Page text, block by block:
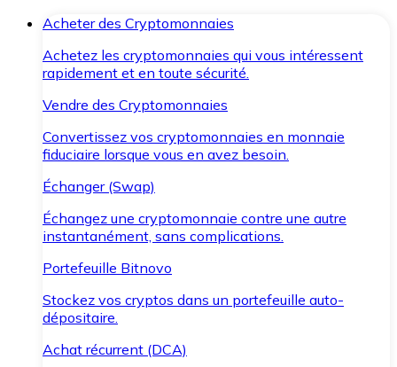
Acheter des Cryptomonnaies
Achetez les cryptomonnaies qui vous intéressent
rapidement et en toute sécurité.
Vendre des Cryptomonnaies
Convertissez vos cryptomonnaies en monnaie
fiduciaire lorsque vous en avez besoin.
Échanger (Swap)
Échangez une cryptomonnaie contre une autre
instantanément, sans complications.
Portefeuille Bitnovo
Stockez vos cryptos dans un portefeuille auto-
dépositaire.
Achat récurrent (DCA)